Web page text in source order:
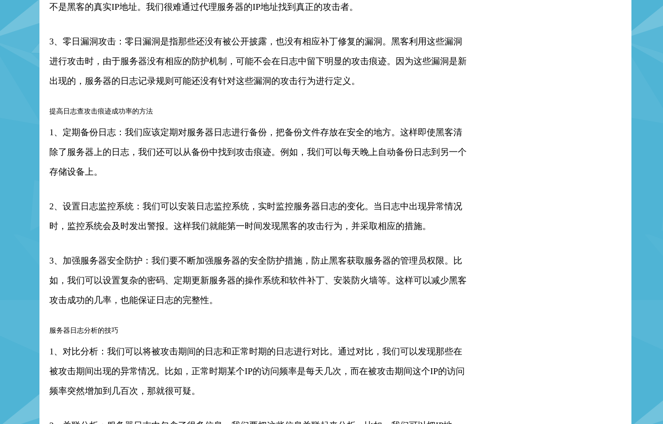
不是黑客的真实IP地址。我们很难通过代理服务器的IP地址找到真正的攻击者。
3、零日漏洞攻击：零日漏洞是指那些还没有被公开披露，也没有相应补丁修复的漏洞。黑客利用这些漏洞
进行攻击时，由于服务器没有相应的防护机制，可能不会在日志中留下明显的攻击痕迹。因为这些漏洞是新
出现的，服务器的日志记录规则可能还没有针对这些漏洞的攻击行为进行定义。
提高日志查攻击痕迹成功率的方法
1、定期备份日志：我们应该定期对服务器日志进行备份，把备份文件存放在安全的地方。这样即使黑客清
除了服务器上的日志，我们还可以从备份中找到攻击痕迹。例如，我们可以每天晚上自动备份日志到另一个
存储设备上。
2、设置日志监控系统：我们可以安装日志监控系统，实时监控服务器日志的变化。当日志中出现异常情况
时，监控系统会及时发出警报。这样我们就能第一时间发现黑客的攻击行为，并采取相应的措施。
3、加强服务器安全防护：我们要不断加强服务器的安全防护措施，防止黑客获取服务器的管理员权限。比
如，我们可以设置复杂的密码、定期更新服务器的操作系统和软件补丁、安装防火墙等。这样可以减少黑客
攻击成功的几率，也能保证日志的完整性。
服务器日志分析的技巧
1、对比分析：我们可以将被攻击期间的日志和正常时期的日志进行对比。通过对比，我们可以发现那些在
被攻击期间出现的异常情况。比如，正常时期某个IP的访问频率是每天几次，而在被攻击期间这个IP的访问
频率突然增加到几百次，那就很可疑。